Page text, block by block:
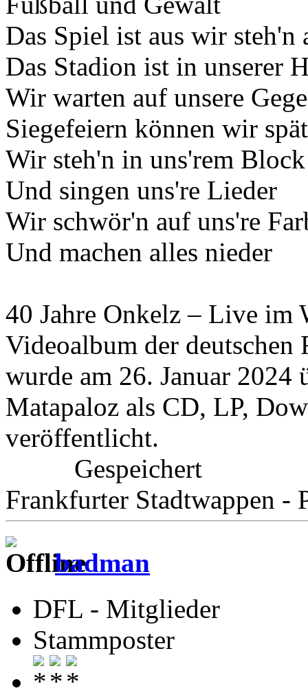
Das Spiel ist aus wir steh'n
Das Stadion ist in unserer
Wir warten auf unsere
Siegefeiern können wir
Wir steh'n in uns'rem Block
Und singen uns're Lieder
Wir schwör'n auf uns're
Und machen alles nieder
40 Jahre Onkelz – Live im
Videoalbum der deutschen
wurde am 26. Januar 2024
Matapaloz als CD, LP,
veröffentlicht.
Gespeichert
Frankfurter Stadtwappen -
badman
DFL - Mitglieder
Stammposter